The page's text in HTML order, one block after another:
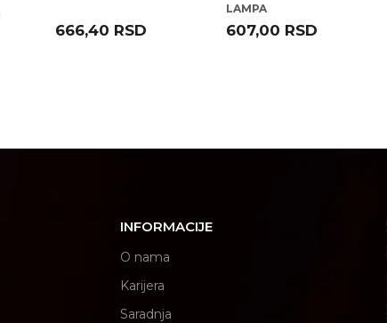
666,40 RSD
LAMPA
607,00 RSD
INFORMACIJE
O nama
Karijera
Saradnja